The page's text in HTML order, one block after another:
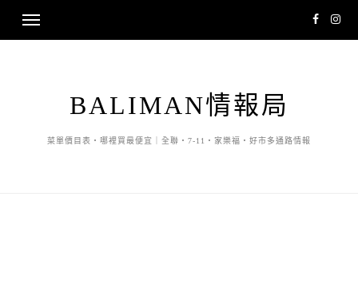
BALIMAN情報局
菜單價目表・哪裡買最便宜｜全聯・7-11・家樂福・好市多通路情報